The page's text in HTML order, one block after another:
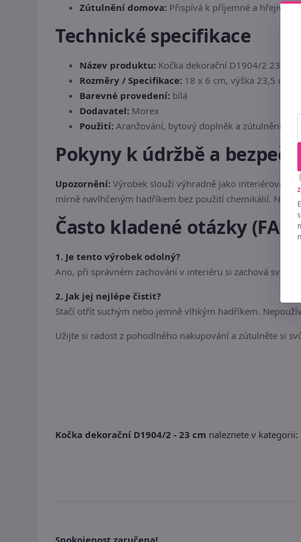
Zútulnění domova: Přispívá k příjemné a hřejivé
Technické specifikace
Název produktu: Kočka dekorační D1904/2 23 cm
Rozměry / Specifikace: 18 x 6 cm, výška 23,5 cm
Barevné provedení: bílá
Dodavatel: Morex
Použití: Aranžování, bytový doplněk a zútulnění
Pokyny k údržbě a
Upozornění: Výrobek slouží výhradně jako interiérová
mírně navlhčeným hadříkem bez použití chemikálií. Není
Často kladené otázky (FAQ)
1. Je tento výrobek odolný?
Ano, při správném zachování v interiéru si zachová svůj
2. Jak jej nejlépe čistit?
Stačí otřít suchým nebo jemně vlhkým hadříkem.
Užijte si radost z pohodlného nakupování a zútulněte si
Kočka dekorační D1904/2 - 23 cm naleznete v kategorii: